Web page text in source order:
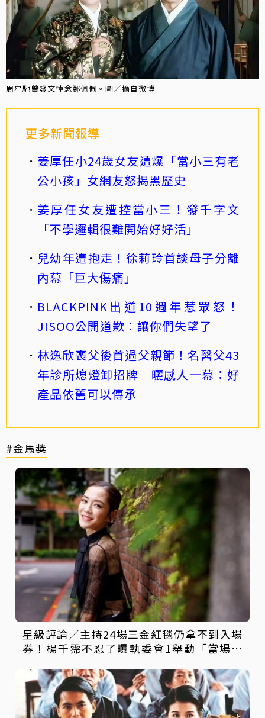
周星馳曾發文悼念鄭佩佩。圖／摘自微博
更多新聞報導
姜厚任小24歲女友遭爆「當小三有老
公小孩」女網友怒揭黑歷史
姜厚任女友遭控當小三！發千字文
「不學邏輯很難開始好好活」
兒幼年遭抱走！徐莉玲首談母子分離
內幕「巨大傷痛」
BLACKPINK出道10週年惹眾怒！
JISOO公開道歉：讓你們失望了
林逸欣喪父後首過父親節！名醫父43
年診所熄燈卸招牌 曬感人一幕：好
產品依舊可以傳承
#金馬獎
星級評論／主持24場三金紅毯仍拿不到入場
券！楊千霈不忍了曝執委會1舉動「當場爆